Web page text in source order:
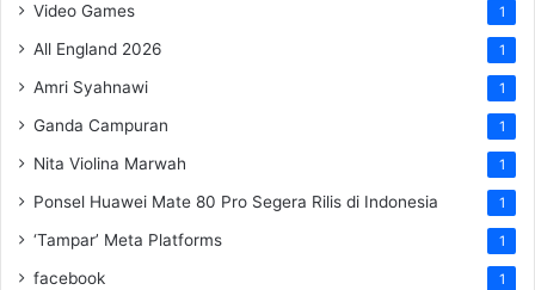
Video Games 1
All England 2026 1
Amri Syahnawi 1
Ganda Campuran 1
Nita Violina Marwah 1
Ponsel Huawei Mate 80 Pro Segera Rilis di Indonesia 1
‘Tampar’ Meta Platforms 1
facebook 1